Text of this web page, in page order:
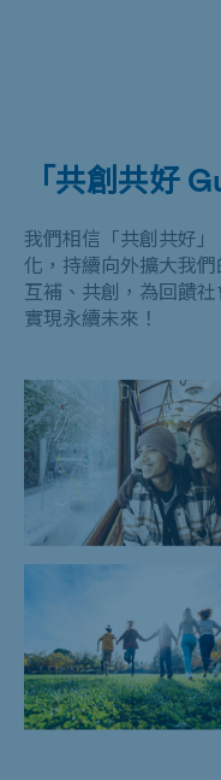
「共創共好
我們相信「共創共好
化，持續向外擴大我
互補、共創，為回饋
實現永續未來！